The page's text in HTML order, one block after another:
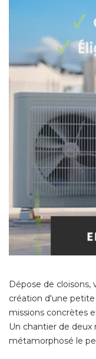
Dépose de cloisons,
création d'une
missions concrètes
Un chantier de
métamorphosé le